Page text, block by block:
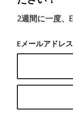
2週間に一度、
Eメールアドレス